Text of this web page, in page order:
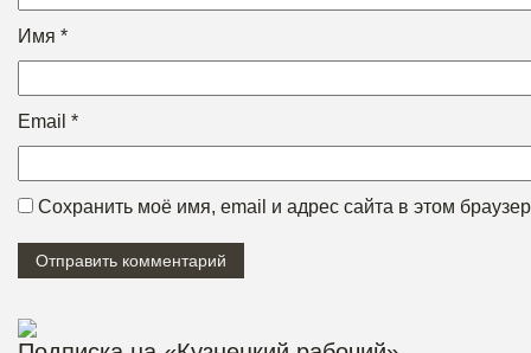
Имя *
Email *
Сохранить моё имя, email и адрес сайта в этом